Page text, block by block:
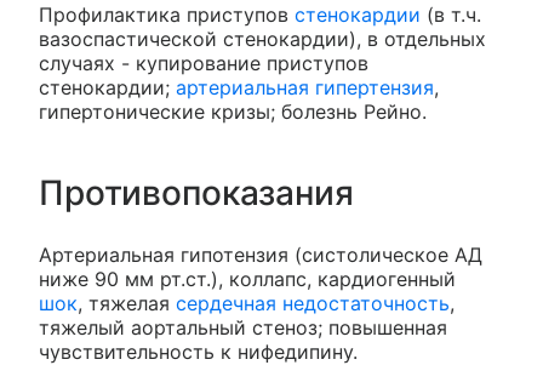
Профилактика приступов стенокардии (в т.ч.
вазоспастической стенокардии), в отдельных
случаях - купирование приступов
стенокардии; артериальная гипертензия,
гипертонические кризы; болезнь Рейно.
Противопоказания
Артериальная гипотензия (систолическое АД
ниже 90 мм рт.ст.), коллапс, кардиогенный
шок, тяжелая сердечная недостаточность,
тяжелый аортальный стеноз; повышенная
чувствительность к нифедипину.